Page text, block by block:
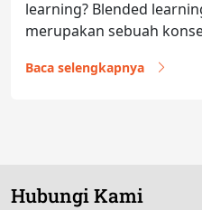
learning? Blended
merupakan sebuah
Baca selengkapnya
Hubungi Kami